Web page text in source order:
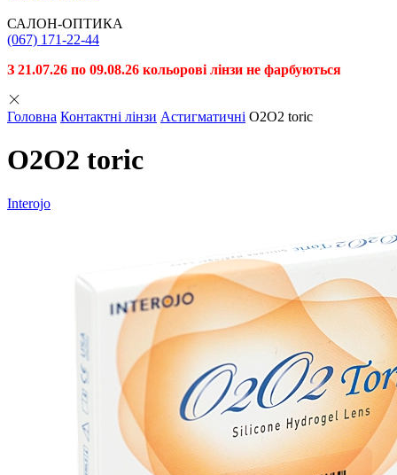
САЛОН-ОПТИКА
(067) 171-22-44
З 21.07.26 по 09.08.26 кольорові лінзи не фарбуються
Головна Контактні лінзи Астигматичні O2O2 toric
O2O2 toric
Interojo